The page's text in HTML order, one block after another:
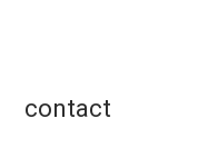
contact